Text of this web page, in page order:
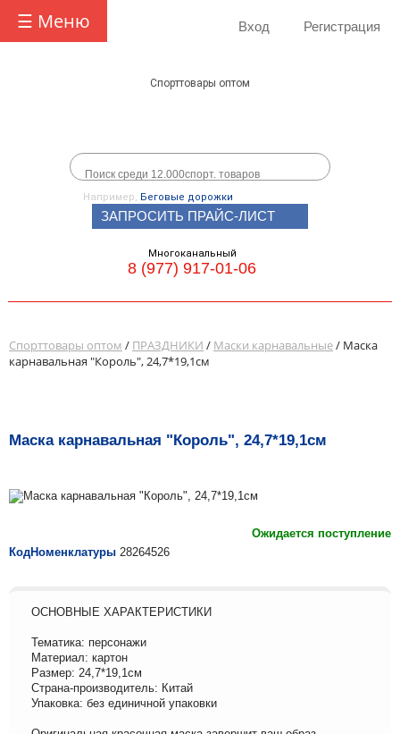
☰ Меню Вход Регистрация
Спорттовары оптом
Например, Беговые дорожки
ЗАПРОСИТЬ ПРАЙС-ЛИСТ
Многоканальный
8 (977) 917-01-06
Спорттовары оптом / ПРАЗДНИКИ / Маски карнавальные/ Маска
карнавальная "Король", 24,7*19,1см
Маска карнавальная "Король", 24,7*19,1см
Ожидается поступление
КодНоменклатуры 28264526
ОСНОВНЫЕ ХАРАКТЕРИСТИКИ
Тематика: персонажи
Материал: картон
Размер: 24,7*19,1см
Страна-производитель: Китай
Упаковка: без единичной упаковки